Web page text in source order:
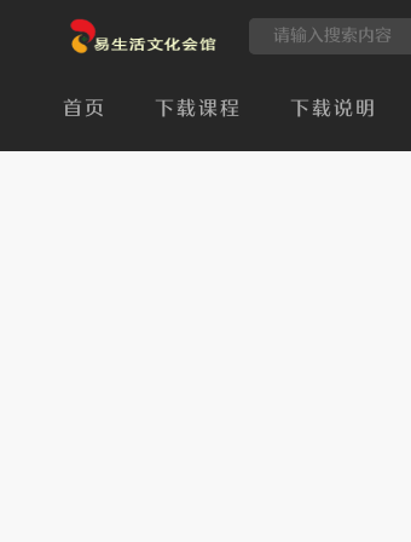
首页 下载课程 下载说明